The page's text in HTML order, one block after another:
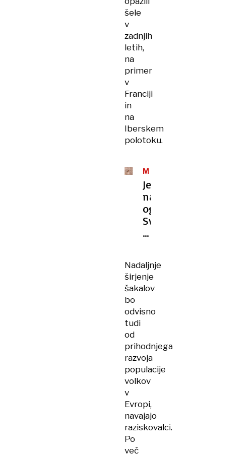
šele
v
zadnjih
letih,
na
primer
v
Franciji
in
na
Iberskem
polotoku.
MUČENJE
ŽIVALI
Je
na
oglasu
Svobode
viselo
Nadaljnje
širjenje
šakalov
bo
odvisno
tudi
od
prihodnjega
razvoja
populacije
volkov
v
Evropi,
navajajo
raziskovalci.
Po
več